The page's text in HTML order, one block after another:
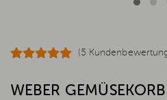
(5
WEBER